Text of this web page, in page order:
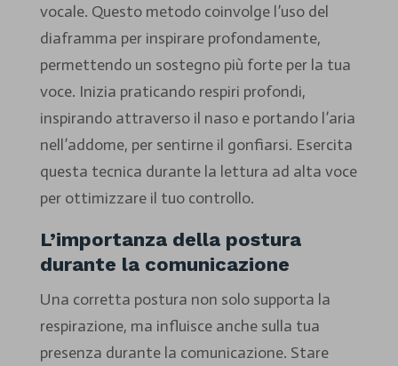
vocale. Questo metodo coinvolge l’uso del
diaframma per inspirare profondamente,
permettendo un sostegno più forte per la tua
voce. Inizia praticando respiri profondi,
inspirando attraverso il naso e portando l’aria
nell’addome, per sentirne il gonfiarsi. Esercita
questa tecnica durante la lettura ad alta voce
per ottimizzare il tuo controllo.
L’importanza della postura
durante la comunicazione
Una corretta postura non solo supporta la
respirazione, ma influisce anche sulla tua
presenza durante la comunicazione. Stare